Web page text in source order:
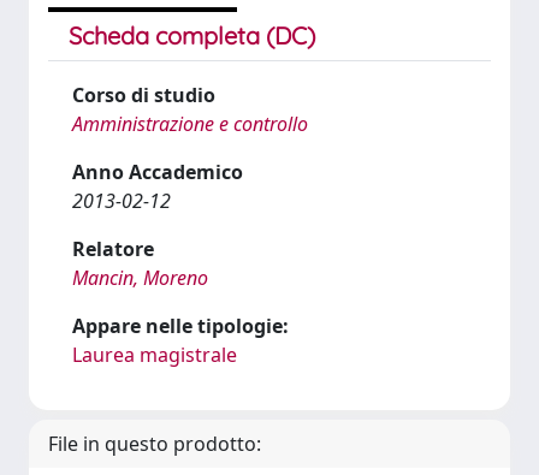
Scheda completa (DC)
Corso di studio
Amministrazione e controllo
Anno Accademico
2013-02-12
Relatore
Mancin, Moreno
Appare nelle tipologie:
Laurea magistrale
File in questo prodotto: